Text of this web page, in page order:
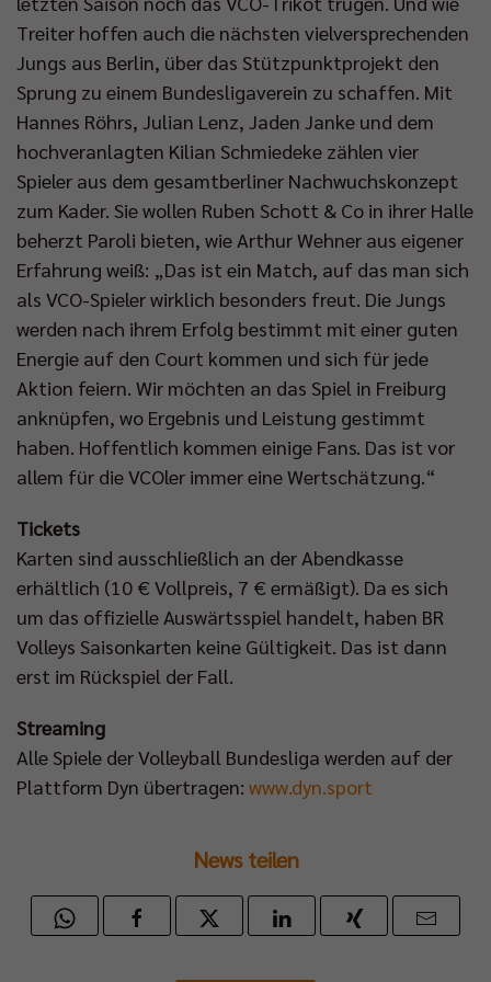
Treiter hoffen auch die nächsten vielversprechenden
Jungs aus Berlin, über das Stützpunktprojekt den
Sprung zu einem Bundesligaverein zu schaffen. Mit
Hannes Röhrs, Julian Lenz, Jaden Janke und dem
hochveranlagten Kilian Schmiedeke zählen vier
Spieler aus dem gesamtberliner Nachwuchskonzept
zum Kader. Sie wollen Ruben Schott & Co in ihrer Halle
beherzt Paroli bieten, wie Arthur Wehner aus eigener
Erfahrung weiß: „Das ist ein Match, auf das man sich
als VCO-Spieler wirklich besonders freut. Die Jungs
werden nach ihrem Erfolg bestimmt mit einer guten
Energie auf den Court kommen und sich für jede
Aktion feiern. Wir möchten an das Spiel in Freiburg
anknüpfen, wo Ergebnis und Leistung gestimmt
haben. Hoffentlich kommen einige Fans. Das ist vor
allem für die VCOler immer eine Wertschätzung.“
Tickets
Karten sind ausschließlich an der Abendkasse
erhältlich (10 € Vollpreis, 7 € ermäßigt). Da es sich
um das offizielle Auswärtsspiel handelt, haben BR
Volleys Saisonkarten keine Gültigkeit. Das ist dann
erst im Rückspiel der Fall.
Streaming
Alle Spiele der Volleyball Bundesliga werden auf der
Plattform Dyn übertragen: www.dyn.sport
News teilen